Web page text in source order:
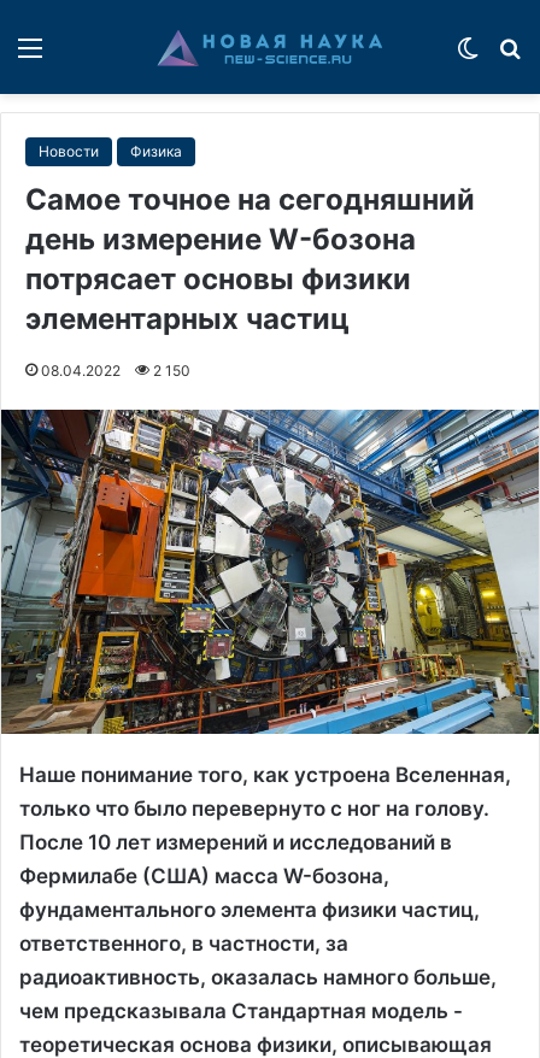
Новости Физика
Самое точное на сегодняшний
день измерение W-бозона
потрясает основы физики
элементарных частиц
08.04.2022 2 150
Наше понимание того, как устроена Вселенная,
только что было перевернуто с ног на голову.
После 10 лет измерений и исследований в
Фермилабе (США) масса W-бозона,
фундаментального элемента физики частиц,
ответственного, в частности, за
радиоактивность, оказалась намного больше,
чем предсказывала Стандартная модель -
теоретическая основа физики, описывающая